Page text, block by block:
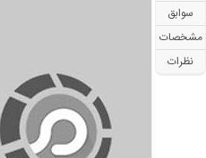
سوابق
مشخصات
نظرات